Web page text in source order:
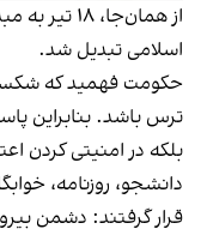
از همان‌جا،
اسلامی تبدیل شد.
حکومت فهمید که
ترس باشد. بنابراین
بلکه در امنیتی کردن
دانشجو، روزنامه،
قرار گرفتند: دشمن